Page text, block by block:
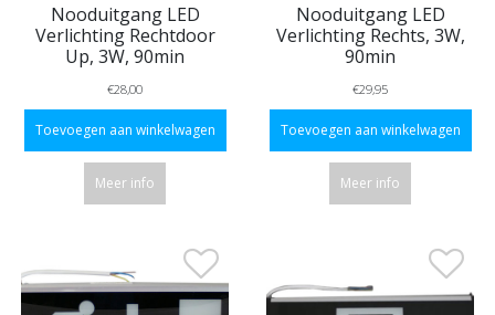
Nooduitgang LED
Verlichting Rechtdoor
Up, 3W, 90min
€28,00
Toevoegen aan winkelwagen
Meer info
Nooduitgang LED
Verlichting Rechts, 3W,
90min
€29,95
Toevoegen aan winkelwagen
Meer info